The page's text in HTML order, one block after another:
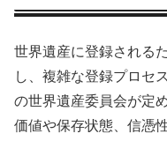
世界遺産に登録される
し、複雑な登録プロセ
の世界遺産委員会が定
価値や保存状態、信憑